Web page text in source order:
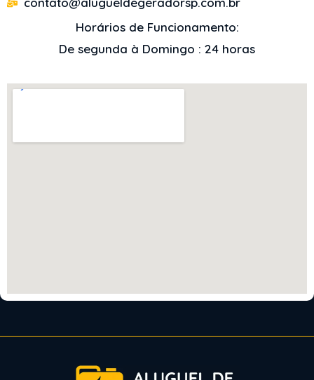
Horários de Funcionamento:
De segunda à Domingo : 24 horas